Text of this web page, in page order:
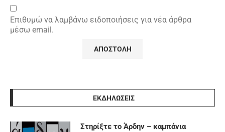
Επιθυμώ να λαμβάνω ειδοποιήσεις για νέα άρθρα
μέσω email.
ΕΚΔΗΛΩΣΕΙΣ
Στηρίξτε το Άρδην – καμπάνια